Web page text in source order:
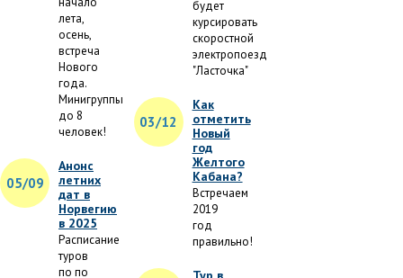
лета,
осень,
встреча
Нового
года.
Минигруппы
до 8
человек!
05/09
Анонс
летних
дат в
Норвегию
в 2025
Расписание
туров
по по
будет
курсировать
скоростной
электропоезд
"Ласточка"
03/12
Как
отметить
Новый
год
Желтого
Кабана?
Встречаем
2019
год
правильно!